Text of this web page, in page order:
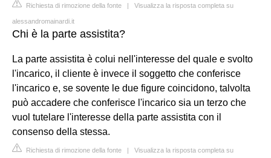
Richiesta di rimozione della fonte | Visualizza la risposta completa su
alessandromainardi.it
Chi è la parte assistita?
La parte assistita è colui nell'interesse del quale e svolto
l'incarico, il cliente è invece il soggetto che conferisce
l'incarico e, se sovente le due figure coincidono, talvolta
può accadere che conferisce l'incarico sia un terzo che
vuol tutelare l'interesse della parte assistita con il
consenso della stessa.
Richiesta di rimozione della fonte | Visualizza la risposta completa su